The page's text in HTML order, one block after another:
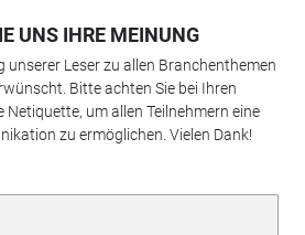
UNS IHRE MEINUNG
unserer Leser zu allen Branchenthemen
Bitte achten Sie bei Ihren
um allen Teilnehmern eine
zu ermöglichen. Vielen Dank!